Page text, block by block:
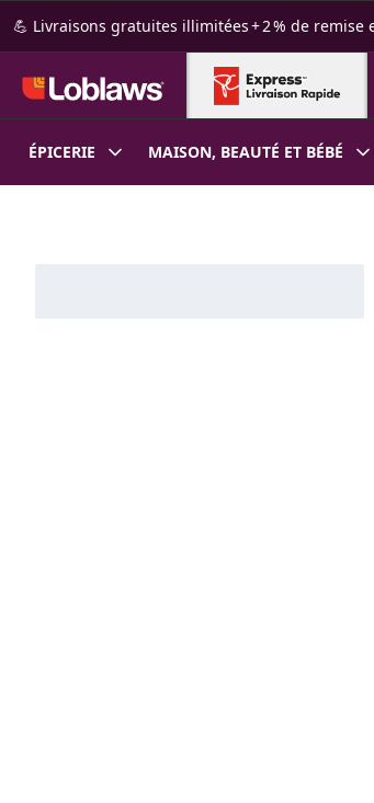
Passer au contenu principal
Passer au pied de page
💪 Livraisons gratuites illimitées + 2 % de
ÉPICERIE MAISON, BEAUTÉ ET BÉBÉ